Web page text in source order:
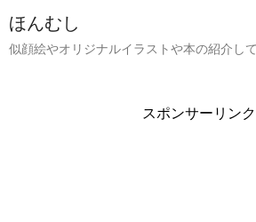
ほんむし
似顔絵やオリジナルイラストや本の紹介して
スポンサーリンク